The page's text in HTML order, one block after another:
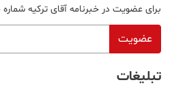
برای عضویت در خبرنامه آقای ترکیه شماره
عضویت
تبلیغات